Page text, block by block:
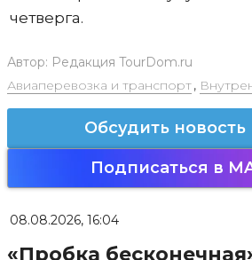
четверга.
Автор: Редакция TourDom.ru
Авиаперевозка и транспорт,
Обсудить новость
Подписаться в
08.08.2026, 16:04
«Пробка